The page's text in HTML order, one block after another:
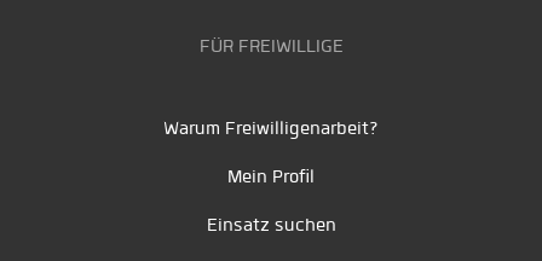
FÜR FREIWILLIGE
Warum Freiwilligenarbeit?
Mein Profil
Einsatz suchen